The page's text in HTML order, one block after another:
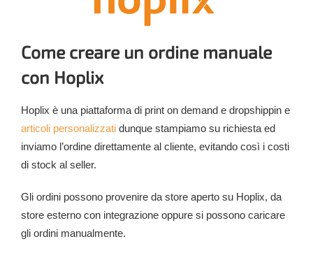
Come creare un ordine manuale
con Hoplix
Hoplix è una piattaforma di print on demand e dropshippin e
articoli personalizzati dunque stampiamo su richiesta ed
inviamo l’ordine direttamente al cliente, evitando così i costi
di stock al seller.
Gli ordini possono provenire da store aperto su Hoplix, da
store esterno con integrazione oppure si possono caricare
gli ordini manualmente.